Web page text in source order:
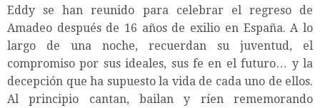
Eddy se han reunido para celebrar el regreso de
Amadeo después de 16 años de exilio en España. A lo
largo de una noche, recuerdan su juventud, el
compromiso por sus ideales, sus fe en el futuro… y la
decepción que ha supuesto la vida de cada uno de ellos.
Al principio cantan, bailan y ríen rememorando